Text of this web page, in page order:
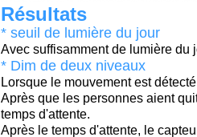
Résultats
* seuil de lumière du jour
Avec suffisamment de lumière du
* Dim de deux niveaux
Lorsque le mouvement est
Après que les personnes aient
temps d'attente.
Après le temps d'attente, le